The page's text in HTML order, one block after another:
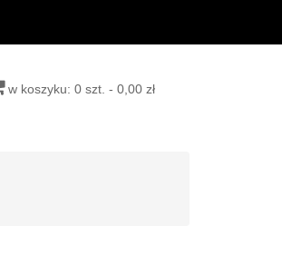
w koszyku: 0 szt. - 0,00 zł